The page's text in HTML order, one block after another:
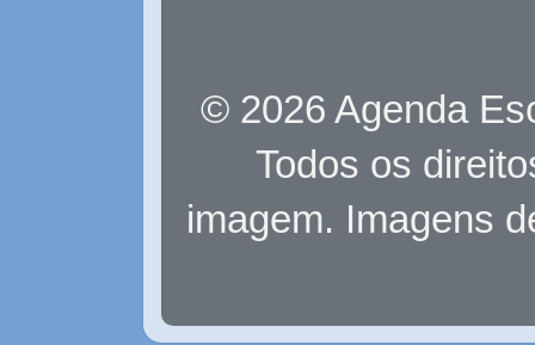
© 2026 Agenda
Todos os
imagem. Imagens